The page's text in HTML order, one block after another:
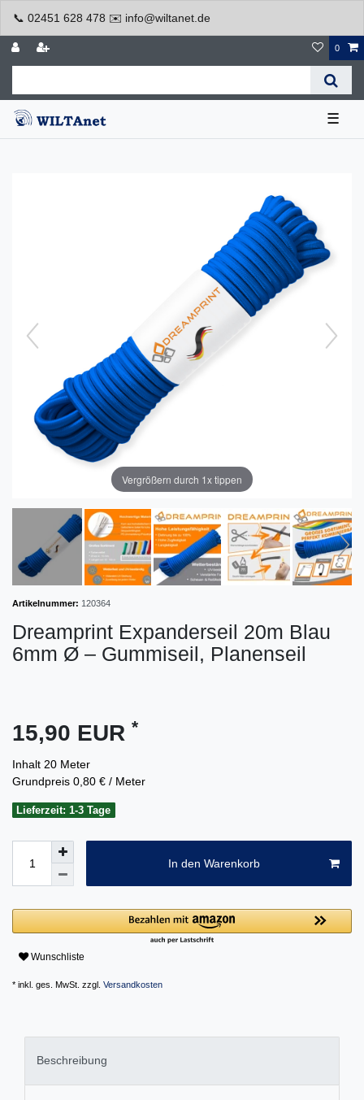
📞 02451 628 478 ✉️ info@wiltanet.de
0
☰
Vergrößern durch 1x tippen
Artikelnummer: 120364
Dreamprint Expanderseil 20m Blau
6mm Ø – Gummiseil, Planenseil
15,90 EUR *
Inhalt 20 Meter
Grundpreis 0,80 € / Meter
Lieferzeit: 1-3 Tage
In den Warenkorb
Wunschliste
* inkl. ges. MwSt. zzgl. Versandkosten
Beschreibung